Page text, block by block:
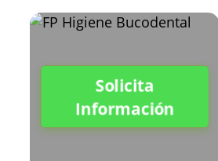
Solicita
Información